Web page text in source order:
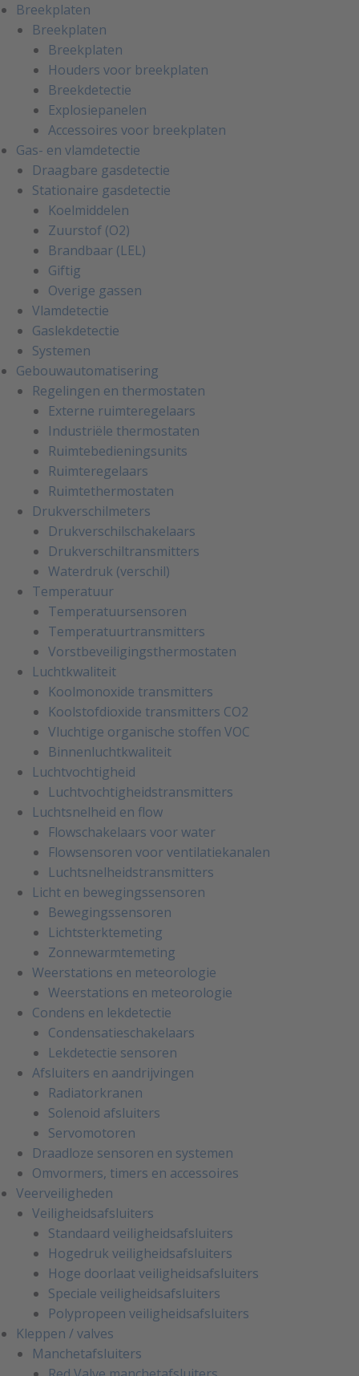
Breekplaten
Breekplaten
Breekplaten
Houders voor breekplaten
Breekdetectie
Explosiepanelen
Accessoires voor breekplaten
Gas- en vlamdetectie
Draagbare gasdetectie
Stationaire gasdetectie
Koelmiddelen
Zuurstof (O2)
Brandbaar (LEL)
Giftig
Overige gassen
Vlamdetectie
Gaslekdetectie
Systemen
Gebouwautomatisering
Regelingen en thermostaten
Externe ruimteregelaars
Industriële thermostaten
Ruimtebedieningsunits
Ruimteregelaars
Ruimtethermostaten
Drukverschilmeters
Drukverschilschakelaars
Drukverschiltransmitters
Waterdruk (verschil)
Temperatuur
Temperatuursensoren
Temperatuurtransmitters
Vorstbeveiligingsthermostaten
Luchtkwaliteit
Koolmonoxide transmitters
Koolstofdioxide transmitters CO2
Vluchtige organische stoffen VOC
Binnenluchtkwaliteit
Luchtvochtigheid
Luchtvochtigheidstransmitters
Luchtsnelheid en flow
Flowschakelaars voor water
Flowsensoren voor ventilatiekanalen
Luchtsnelheidstransmitters
Licht en bewegingssensoren
Bewegingssensoren
Lichtsterktemeting
Zonnewarmtemeting
Weerstations en meteorologie
Weerstations en meteorologie
Condens en lekdetectie
Condensatieschakelaars
Lekdetectie sensoren
Afsluiters en aandrijvingen
Radiatorkranen
Solenoid afsluiters
Servomotoren
Draadloze sensoren en systemen
Omvormers, timers en accessoires
Veerveiligheden
Veiligheidsafsluiters
Standaard veiligheidsafsluiters
Hogedruk veiligheidsafsluiters
Hoge doorlaat veiligheidsafsluiters
Speciale veiligheidsafsluiters
Polypropeen veiligheidsafsluiters
Kleppen / valves
Manchetafsluiters